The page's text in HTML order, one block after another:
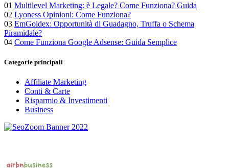
01 Multilevel Marketing: è Legale? Come Funziona? Guida
02 Lyoness Opinioni: Come Funziona?
03 EmGoldex: Opportunità di Guadagno, Truffa o Schema
Piramidale?
04 Come Funziona Google Adsense: Guida Semplice
Categorie principali
Affiliate Marketing
Conti & Carte
Risparmio & Investimenti
Business